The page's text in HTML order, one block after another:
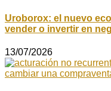
Uroborox: el nuevo
vender o invertir en
13/07/2026